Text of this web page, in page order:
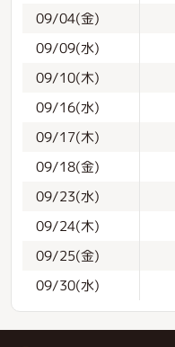
09/04(金)
09/09(水)
09/10(木)
09/16(水)
09/17(木)
09/18(金)
09/23(水)
09/24(木)
09/25(金)
09/30(水)